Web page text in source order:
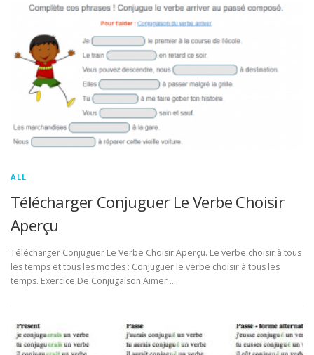
ALL
Télécharger Conjuguer Le Verbe Choisir
Aperçu
Télécharger Conjuguer Le Verbe Choisir Aperçu. Le verbe choisir à tous
les temps et tous les modes : Conjuguer le verbe choisir à tous les
temps. Exercice De Conjugaison Aimer …